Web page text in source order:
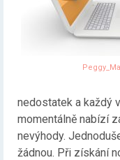
nedostatek a každý
momentálně nabízí
nevýhody.
žádnou. Při získání